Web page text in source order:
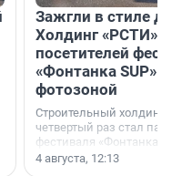
Зажгли в стиле
Холдинг «РСТИ»
посетителей
«Фонтанка SUP»
фотозоной
Строительный холдинг
четвертый раз стал
фестиваля «Фонтанка
раз компания
4 августа, 12:13